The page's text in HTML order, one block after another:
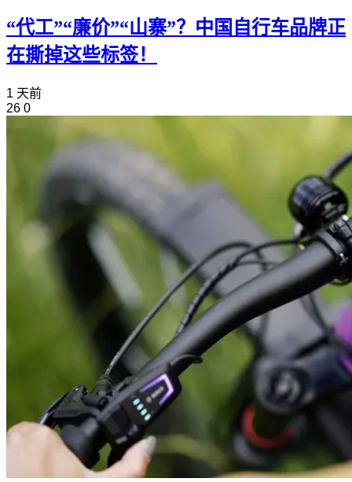
“代工”“廉价”“山寨”？中国自行车品牌正
在撕掉这些标签！
1 天前
26 0